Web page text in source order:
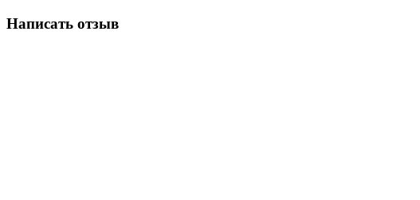
Написать отзыв